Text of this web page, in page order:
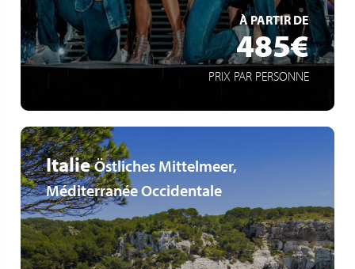
À PARTIR DE
485€
PRIX PAR PERSONNE
Italie Östliches Mittelmeer,
Méditerranée Occidentale